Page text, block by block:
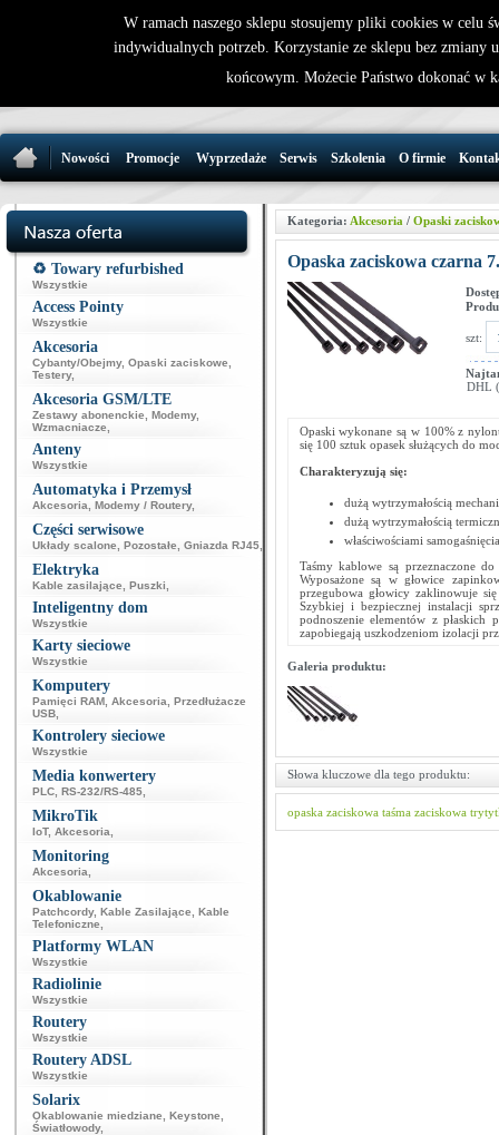
32 721 86
Nowości Promocje Wyprzedaże Serwis Szkolenia O firmie
♻️ Towary refurbished
Wszystkie
Access Pointy
Wszystkie
Akcesoria
Cybanty/Obejmy, Opaski zaciskowe
Testery,
Akcesoria GSM/LTE
Zestawy abonenckie Modemy,
Wzmacniacze
Anteny
Wszystkie
Automatyka i Przemysł
Akcesoria Modemy / Routery,
Części serwisowe
Układy scalone Pozostałe Gniazda RJ45
Elektryka
Kable zasilające Puszki
Inteligentny dom
Wszystkie
Karty sieciowe
Wszystkie
Komputery
Pamięci RAM Akcesoria
Przedłużacze
USB
Kontrolery sieciowe
Wszystkie
Media konwertery
PLC RS-232/RS-485
MikroTik
IoT, Akcesoria
Monitoring
Akcesoria
Okablowanie
Patchcordy, Kable Zasilające
Kable
Telefoniczne
Platformy WLAN
Wszystkie
Radiolinie
Wszystkie
Routery
Wszystkie
Routery ADSL
Wszystkie
Solarix
Okablowanie miedziane Keystone
Światłowody,
Kategoria: Akcesoria / Opaski
Opaska zaciskowa czarna
szt:
DHL
Opaski wykonane są w 100% z
się 100 sztuk opasek służących do
Charakteryzują się:
dużą wytrzymałością
dużą wytrzymałością
właściwościami
Taśmy kablowe są przeznaczone
Wyposażone są w głowice
przegubowa głowicy zaklinowuje
Szybkiej i bezpiecznej instalacji
podnoszenie elementów z płaskich
zapobiegają uszkodzeniom izolacji
Galeria produktu:
Słowa kluczowe dla tego produktu:
opaska zaciskowa taśma zaciskowa
W ramach naszego sklepu stosujemy pliki cookies w celu
indywidualnych potrzeb. Korzystanie ze sklepu bez zmiany
końcowym. Możecie Państwo dokonać w